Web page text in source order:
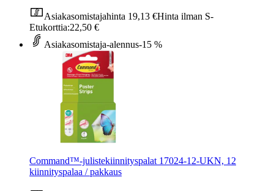
Asiakasomistajahinta 19,13 €Hinta ilman S-
Etukorttia:22,50 €
Asiakasomistaja-alennus-15 %
Command™-julistekiinnityspalat 17024-12-UKN, 12
kiinnityspalaa / pakkaus